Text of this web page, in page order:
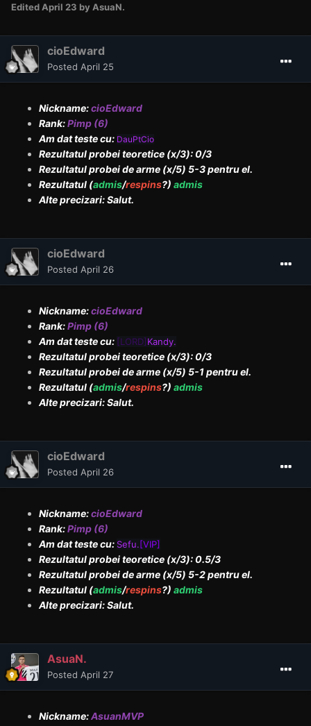
Edited April 23 by AsuaN.
cioEdward
Posted April 25
Nickname:cioEdward
Rank:Pimp (6)
Am dat teste cu: DauPtCio
Rezultatul probei teoretice (x/3): 0/3
Rezultatul probei de arme (x/5) 5-3 pentru el.
Rezultatul (admis/respins?) admis
Alte precizari: Salut.
cioEdward
Posted April 26
Nickname:cioEdward
Rank:Pimp (6)
Am dat teste cu: [LORD]Kandy.
Rezultatul probei teoretice (x/3): 0/3
Rezultatul probei de arme (x/5) 5-1 pentru el.
Rezultatul (admis/respins?) admis
Alte precizari: Salut.
cioEdward
Posted April 26
Nickname:cioEdward
Rank:Pimp (6)
Am dat teste cu: Sefu.[VIP]
Rezultatul probei teoretice (x/3): 0.5/3
Rezultatul probei de arme (x/5) 5-2 pentru el.
Rezultatul (admis/respins?) admis
Alte precizari: Salut.
AsuaN.
Posted April 27
Nickname:AsuanMVP